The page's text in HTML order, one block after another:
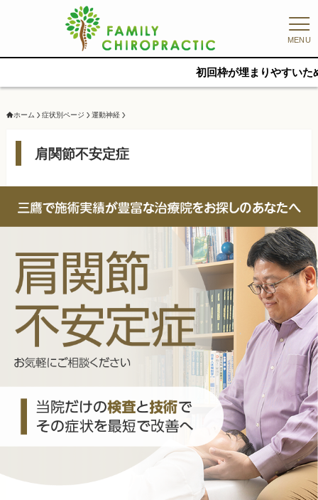
MENU
初回枠が埋まりやすいため、早めのご予約
ホーム 症状別ページ 運動神経
肩関節不安定症